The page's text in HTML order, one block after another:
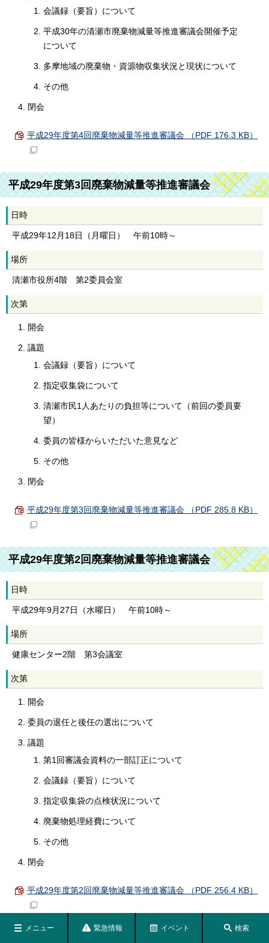
会議録（要旨）について
平成30年の清瀬市廃棄物減量等推進審議会開催予定
について
多摩地域の廃棄物・資源物収集状況と現状について
その他
閉会
平成29年度第4回廃棄物減量等推進審議会 （PDF 176.3 KB）
平成29年度第3回廃棄物減量等推進審議会
日時
平成29年12月18日（月曜日） 午前10時～
場所
清瀬市役所4階 第2委員会室
次第
開会
議題
会議録（要旨）について
指定収集袋について
清瀬市民1人あたりの負担等について（前回の委員要
望）
委員の皆様からいただいた意見など
その他
閉会
平成29年度第3回廃棄物減量等推進審議会 （PDF 285.8 KB）
平成29年度第2回廃棄物減量等推進審議会
日時
平成29年9月27日（水曜日） 午前10時～
場所
健康センター2階 第3会議室
次第
開会
委員の退任と後任の選出について
議題
第1回審議会資料の一部訂正について
会議録（要旨）について
指定収集袋の点検状況について
廃棄物処理経費について
その他
閉会
平成29年度第2回廃棄物減量等推進審議会 （PDF 256.4 KB）
メニュー 緊急情報 イベント 検索